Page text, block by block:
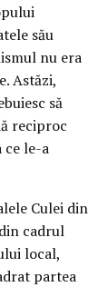
său
nu era
Astăzi,
să
reciproc
ce le-a
Culei din
cadrul
local,
partea